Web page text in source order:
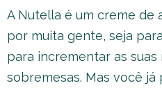
A Nutella é um creme de
por muita gente, seja
para incrementar as suas
sobremesas. Mas você